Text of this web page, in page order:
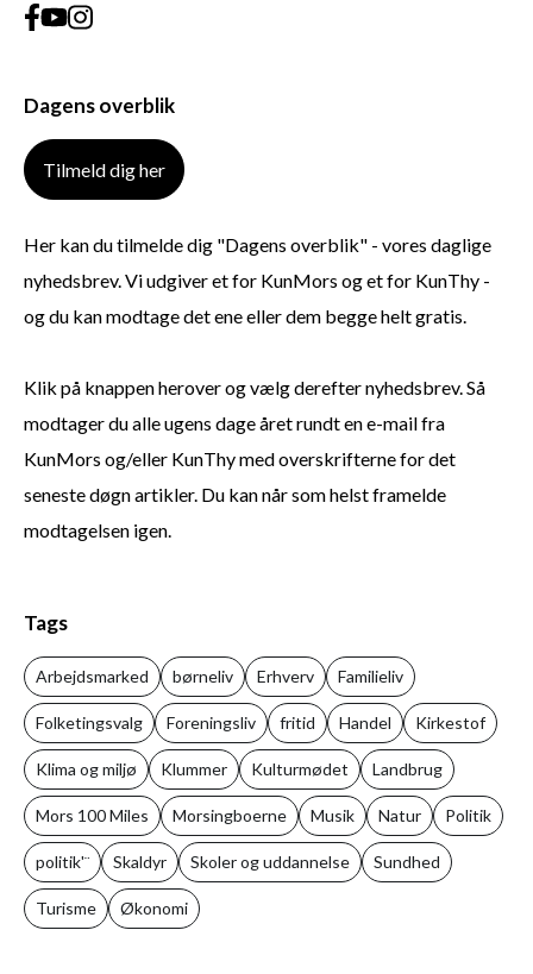
Dagens overblik
Tilmeld dig her
Her kan du tilmelde dig "Dagens overblik" - vores daglige
nyhedsbrev. Vi udgiver et for KunMors og et for KunThy -
og du kan modtage det ene eller dem begge helt gratis.
Klik på knappen herover og vælg derefter nyhedsbrev. Så
modtager du alle ugens dage året rundt en e-mail fra
KunMors og/eller KunThy med overskrifterne for det
seneste døgn artikler. Du kan når som helst framelde
modtagelsen igen.
Tags
Arbejdsmarked børneliv Erhverv Familieliv
Folketingsvalg Foreningsliv fritid Handel Kirkestof
Klima og miljø Klummer Kulturmødet Landbrug
Mors 100 Miles Morsingboerne Musik Natur Politik
politik'¨ Skaldyr Skoler og uddannelse Sundhed
Turisme Økonomi